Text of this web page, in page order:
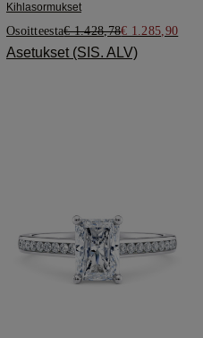
Kihlasormukset
Osoitteesta€ 1.428,78€ 1.285,90
Asetukset (SIS. ALV)